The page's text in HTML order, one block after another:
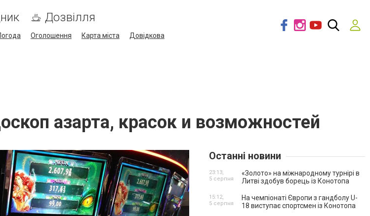
Дозвілля
Оголошення Карта міста Довідкова
азарта, красок и возможностей
Останні новини
«Золото» на міжнародному турнірі в
Литві здобув борець із Конотопа
23:13,
5 серпня
На чемпіонаті Європи з гандболу U-
18 виступає спортсмен із Конотопа
15:12,
5 серпня